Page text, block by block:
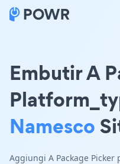
Embutir A
Namesco
Aggiungi A Package